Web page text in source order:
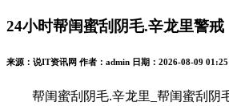
24小时帮闺蜜刮阴毛.辛龙里警
来源：说IT资讯网 作者：admin 日期：2026-08-09
帮闺蜜刮阴毛.辛龙里_帮闺蜜刮阴毛